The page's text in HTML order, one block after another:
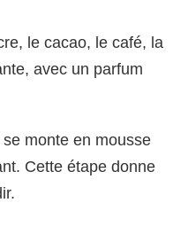
le cacao, le café, la
avec un parfum
se monte en mousse
Cette étape donne